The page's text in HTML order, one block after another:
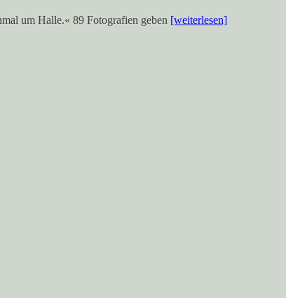
um Halle.« 89 Fotografien geben [weiterlesen]